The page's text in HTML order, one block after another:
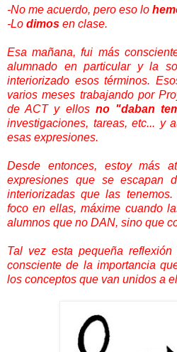
-No me acuerdo, pero eso lo
-Lo dimos en clase.
Esa mañana, fui más
alumnado en particular y la
interiorizado esos términos.
varios meses trabajando por
de ACT y ellos no "daban
investigaciones, tareas, etc... y
esas expresiones.
Desde entonces, estoy más
expresiones que se escapan
interiorizadas que las
foco en ellas, máxime cuando
alumnos que no DAN, sino que
Tal vez esta pequeña
consciente de la importancia
los conceptos que van unidos a